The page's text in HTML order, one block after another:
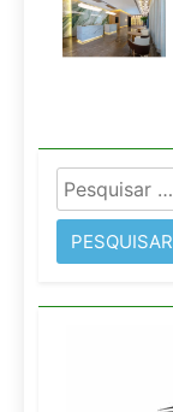
Pesquisar
por: